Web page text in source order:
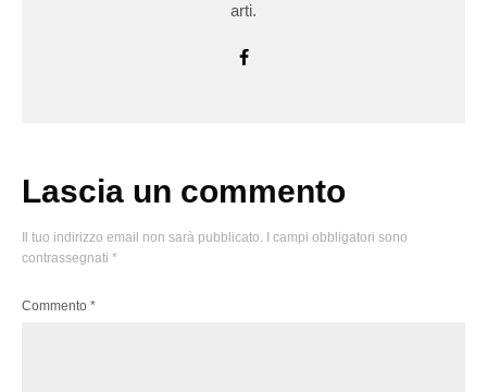
arti.
Lascia un commento
Il tuo indirizzo email non sarà pubblicato.
I campi obbligatori sono
contrassegnati *
Commento *